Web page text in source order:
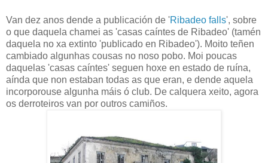
Van dez anos dende a publicación de 'Ribadeo falls', sobre
o que daquela chamei as 'casas caíntes de Ribadeo' (tamén
daquela no xa extinto 'publicado en Ribadeo'). Moito teñen
cambiado algunhas cousas no noso pobo. Moi poucas
daquelas 'casas caíntes' seguen hoxe en estado de ruína,
aínda que non estaban todas as que eran, e dende aquela
incorporouse algunha máis ó club. De calquera xeito, agora
os derroteiros van por outros camiños.